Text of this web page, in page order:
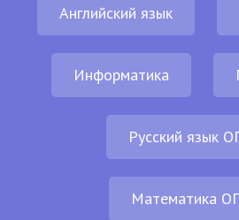
Английский язык
Информатика
Русский язык
Математика